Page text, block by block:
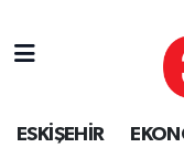
ESKİŞEHİR